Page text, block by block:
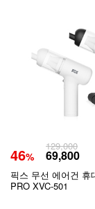
46%
129,000
69,800
픽스 무선 에어건 휴
PRO XVC-501